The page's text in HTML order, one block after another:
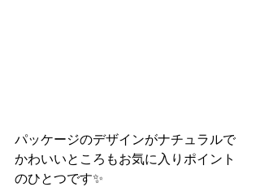
パッケージのデザインがナチュラルで
かわいいところもお気に入りポイント
のひとつです✨